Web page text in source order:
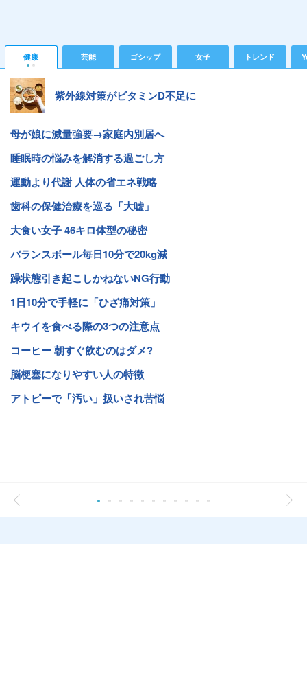
健康 芸能 ゴシップ 女子 トレンド
紫外線対策がビタミンD不足に
母が娘に減量強要→家庭内別居へ
睡眠時の悩みを解消する過ごし方
運動より代謝 人体の省エネ戦略
歯科の保健治療を巡る「大嘘」
大食い女子 46キロ体型の秘密
バランスボール毎日10分で20kg減
躁状態引き起こしかねないNG行動
1日10分で手軽に「ひざ痛対策」
キウイを食べる際の3つの注意点
コーヒー 朝すぐ飲むのはダメ?
脳梗塞になりやすい人の特徴
アトピーで「汚い」扱いされ苦悩